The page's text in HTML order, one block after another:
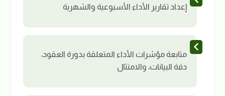
إعداد تقارير الأداء الأسبوعية والشهرية
متابعة مؤشرات الأداء المتعلقة بدورة العقود،
دقة البيانات، والامتثال